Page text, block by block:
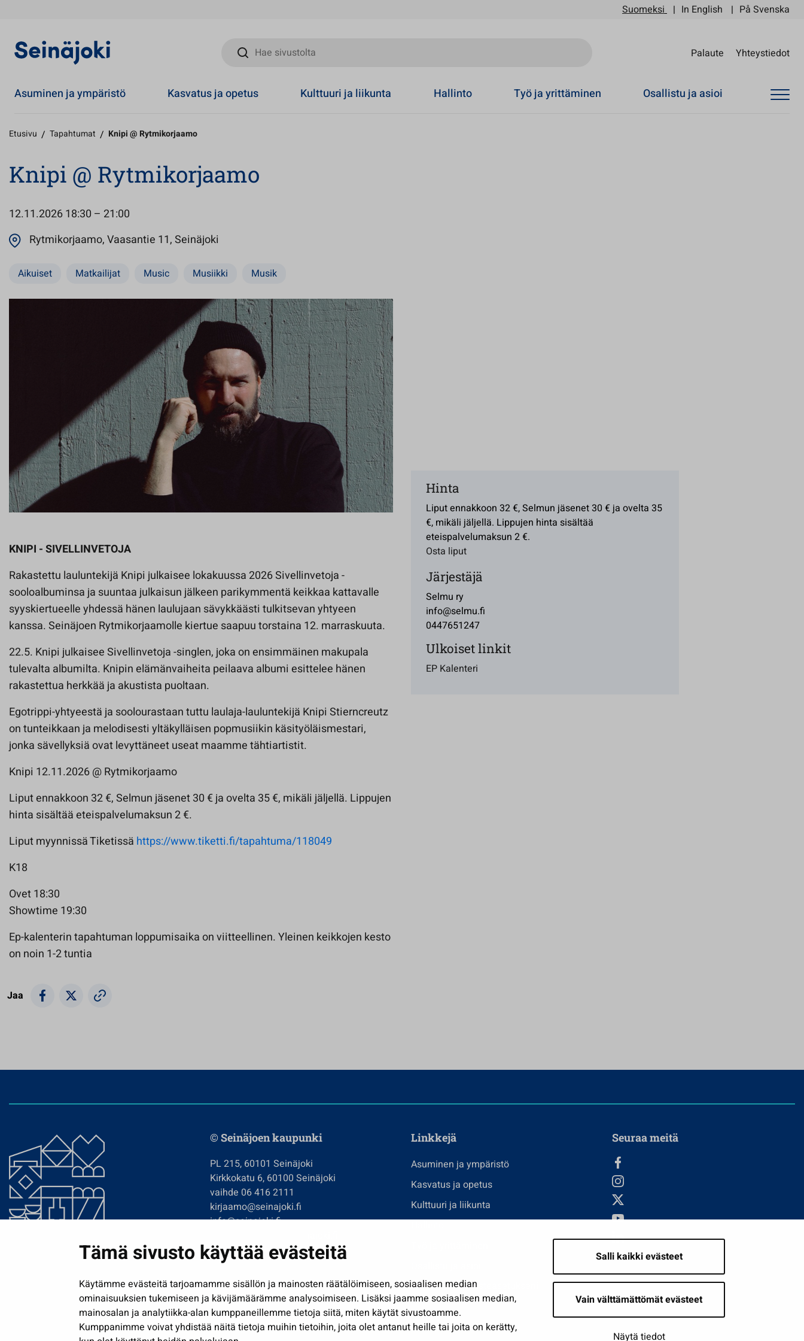
Tämä sivusto käyttää evästeitä
Käytämme evästeitä tarjoamamme sisällön ja mainosten räätälöimiseen, sosiaalisen median
ominaisuuksien tukemiseen ja kävijämäärämme analysoimiseen. Lisäksi jaamme sosiaalisen median,
mainosalan ja analytiikka-alan kumppaneillemme tietoja siitä, miten käytät sivustoamme.
Kumppanimme voivat yhdistää näitä tietoja muihin tietoihin, joita olet antanut heille tai joita on kerätty,
Salli kaikki evästeet
Vain välttämättömät evästeet
Näytä tiedot
Suomeksi In English På Svenska
Hae sivustolta
Palaute Yhteystiedot
Asuminen ja ympäristö Kasvatus ja opetus Kulttuuri ja liikunta Hallinto Työ ja yrittäminen Osallistu ja asioi
Etusivu / Tapahtumat / Knipi @ Rytmikorjaamo
Knipi @ Rytmikorjaamo
12.11.202618:30 – 21:00
Rytmikorjaamo, Vaasantie 11, Seinäjoki
Aikuiset Matkailijat Music Musiikki Musik
KNIPI - SIVELLINVETOJA
Rakastettu lauluntekijä Knipi julkaisee lokakuussa 2026 Sivellinvetoja -
sooloalbuminsa ja suuntaa julkaisun jälkeen parikymmentä keikkaa kattavalle
syyskiertueelle yhdessä hänen laulujaan sävykkäästi tulkitsevan yhtyeen
kanssa. Seinäjoen Rytmikorjaamolle kiertue saapuu torstaina 12. marraskuuta.
22.5. Knipi julkaisee Sivellinvetoja -singlen, joka on ensimmäinen makupala
tulevalta albumilta. Knipin elämänvaiheita peilaava albumi esittelee hänen
rakastettua herkkää ja akustista puoltaan.
Egotrippi-yhtyeestä ja soolourastaan tuttu laulaja-lauluntekijä Knipi Stierncreutz
on tunteikkaan ja melodisesti yltäkylläisen popmusiikin käsityöläismestari,
jonka sävellyksiä ovat levyttäneet useat maamme tähtiartistit.
Knipi 12.11.2026 @ Rytmikorjaamo
Liput ennakkoon 32 €, Selmun jäsenet 30 € ja ovelta 35 €, mikäli jäljellä. Lippujen
hinta sisältää eteispalvelumaksun 2 €.
Liput myynnissä Tiketissä https://www.tiketti.fi/tapahtuma/118049
K18
Ovet 18:30
Showtime 19:30
Ep-kalenterin tapahtuman loppumisaika on viitteellinen. Yleinen keikkojen kesto
on noin 1-2 tuntia
Hinta
Liput ennakkoon 32 €, Selmun jäsenet 30 € ja ovelta 35
€, mikäli jäljellä. Lippujen hinta sisältää
eteispalvelumaksun 2 €.
Osta liput
Järjestäjä
Selmu ry
info@selmu.fi
0447651247
Ulkoiset linkit
EP Kalenteri
Jaa
© Seinäjoen kaupunki
PL 215, 60101 Seinäjoki
Kirkkokatu 6, 60100 Seinäjoki
vaihde 06 416 2111
kirjaamo@seinajoki.fi
info@seinajoki.fi
Tilaa uutiskirje
Linkkejä
Asuminen ja ympäristö
Kasvatus ja opetus
Kulttuuri ja liikunta
Näytä omat evästeasetukseni
Seuraa meitä